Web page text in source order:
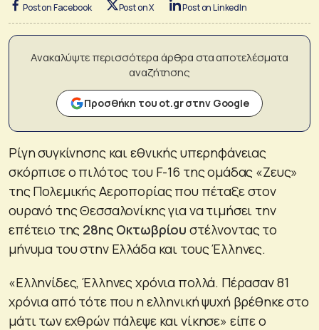
Post on Facebook Post on X Post on LinkedIn
Ανακαλύψτε περισσότερα άρθρα στα αποτελέσματα
αναζήτησης
Προσθήκη του ot.gr στην Google
Ρίγη συγκίνησης και εθνικής υπερηφάνειας
σκόρπισε ο πιλότος του F-16 της ομάδας «Ζευς»
της Πολεμικής Αεροπορίας που πέταξε στον
ουρανό της Θεσσαλονίκης για να τιμήσει την
επέτειο της 28ης Οκτωβρίου στέλνοντας το
μήνυμα του στην Ελλάδα και τους Έλληνες.
«Ελληνίδες, Έλληνες χρόνια πολλά. Πέρασαν 81
χρόνια από τότε που η ελληνική ψυχή βρέθηκε στο
μάτι των εχθρών πάλεψε και νίκησε» είπε ο